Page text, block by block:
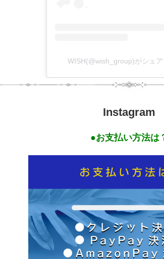
WISH(@wish_group)がシェ
Instagram
●お支払い方法は